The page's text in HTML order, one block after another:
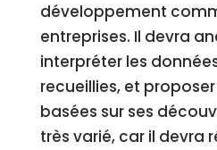
développement
entreprises. Il devra
interpréter les
recueillies, et
basées sur ses
très varié, car il devra